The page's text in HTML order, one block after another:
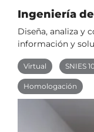
Ingeniería
Diseña, analiza y
información y
Virtual SNIES
Homologación